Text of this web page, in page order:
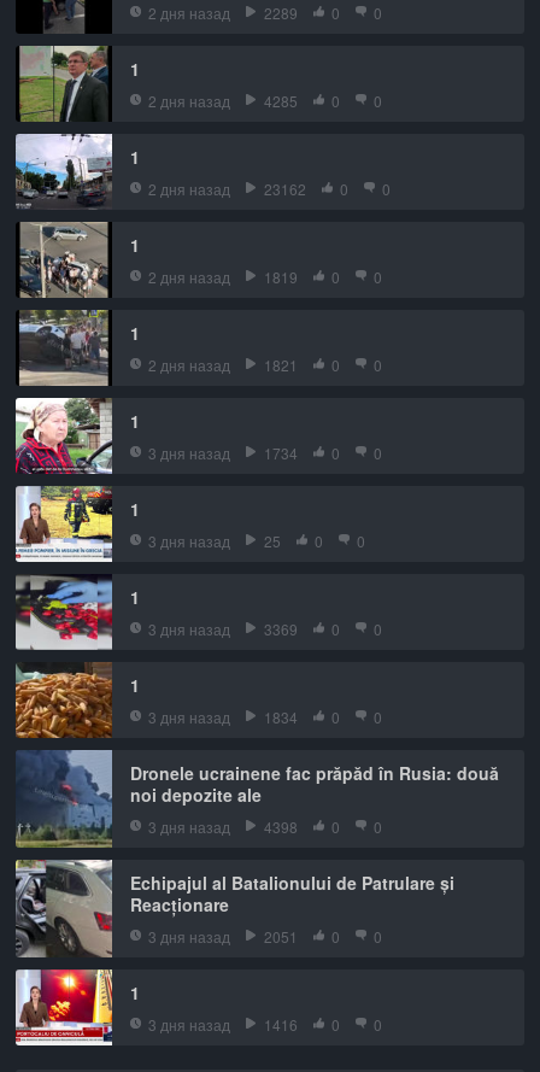
2 дня назад 2289 0 0
1
2 дня назад 4285 0 0
1
2 дня назад 23162 0 0
1
2 дня назад 1819 0 0
1
2 дня назад 1821 0 0
1
3 дня назад 1734 0 0
1
3 дня назад 25 0 0
1
3 дня назад 3369 0 0
1
3 дня назад 1834 0 0
Dronele ucrainene fac prăpăd în Rusia: două
noi depozite ale
3 дня назад 4398 0 0
Echipajul al Batalionului de Patrulare și
Reacționare
3 дня назад 2051 0 0
1
3 дня назад 1416 0 0